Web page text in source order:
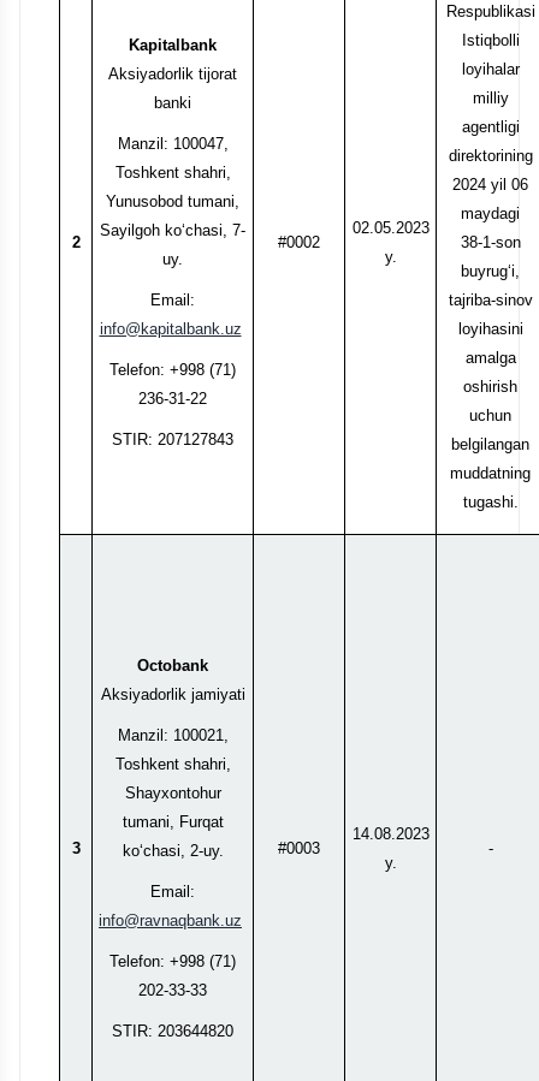
2
Kapitalbank
Aksiyadorlik tijorat
banki
Manzil: 100047,
Toshkent shahri,
Yunusobod tumani,
Sayilgoh ko‘chasi, 7-
uy.
Email:
info@kapitalbank.uz
Telefon: +998 (71)
236-31-22
STIR: 207127843
#0002
02.05.2023
y.
Respublikasi
Istiqbolli
loyihalar
milliy
agentligi
direktorining
2024 yil 06
maydagi
38-1-son
buyrug‘i,
tajriba-sinov
loyihasini
amalga
oshirish
uchun
belgilangan
muddatning
tugashi.
3
Octobank
Aksiyadorlik jamiyati
Manzil: 100021,
Toshkent shahri,
Shayxontohur
tumani, Furqat
ko‘chasi, 2-uy.
Email:
info@ravnaqbank.uz
Telefon: +998 (71)
202-33-33
STIR: 203644820
#0003
14.08.2023
y.
-